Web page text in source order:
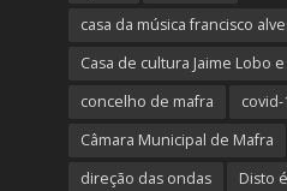
casa da música francisco
Casa de cultura Jaime Lobo e
concelho de mafra
covid-
Câmara Municipal de Mafra
direção das ondas
Disto